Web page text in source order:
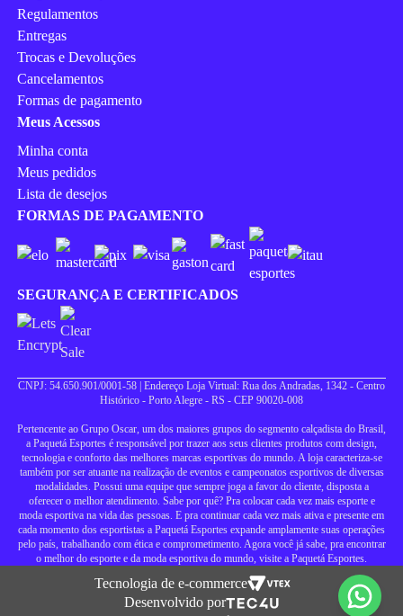
Regulamentos
Entregas
Trocas e Devoluções
Cancelamentos
Formas de pagamento
Meus Acessos
Minha conta
Meus pedidos
Lista de desejos
FORMAS DE PAGAMENTO
SEGURANÇA E CERTIFICADOS
CNPJ: 54.650.901/0001-58 | Endereço Loja Virtual: Rua dos Andradas, 1342 - Centro
Histórico - Porto Alegre - RS - CEP 90020-008
Pertencente ao Grupo Oscar, um dos maiores grupos do segmento calçadista do Brasil,
a Paquetá Esportes é responsável por trazer aos seus clientes produtos com design,
tecnologia e conforto das melhores marcas esportivas do mundo. A loja caracteriza-se
também por ser atuante na realização de eventos e campeonatos esportivos de diversas
modalidades. Possui uma equipe que sempre joga a favor do cliente, disposta a
oferecer o melhor atendimento. Sabe por quê? Pra colocar cada vez mais esporte e
moda esportiva na vida das pessoas. E pra continuar cada vez mais ativa e presente em
cada momento dos esportistas a Paquetá Esportes expande amplamente suas operações
pelo país, trabalhando com ética e comprometimento. Agora você já sabe, pra encontrar
o melhor do esporte e da moda esportiva do mundo, visite a Paquetá Esportes.
Tecnologia de e-commerce
Desenvolvido por